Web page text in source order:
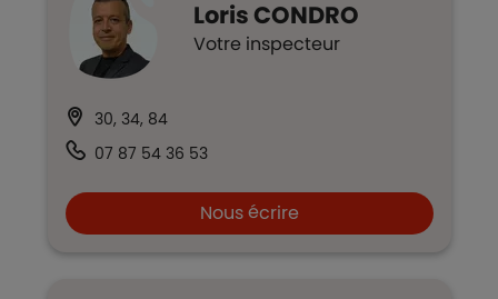
LorisCONDRO
Votre inspecteur
30, 34, 84
07 87 54 36 53
Nous écrire